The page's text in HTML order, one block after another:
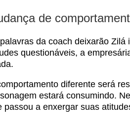
de
da coach deixarão
questionáveis, a
diferente será
estará consumindo.
passou a enxergar suas